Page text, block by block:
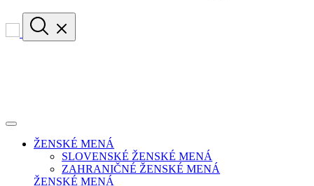
ŽENSKÉ MENÁ
SLOVENSKÉ ŽENSKÉ MENÁ
ZAHRANIČNÉ ŽENSKÉ MENÁ
ŽENSKÉ MENÁ